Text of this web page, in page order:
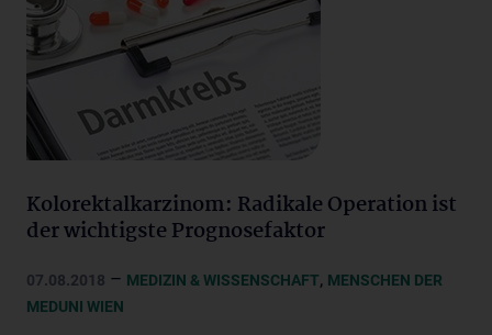
Kolorektalkarzinom: Radikale Operation ist
der wichtigste Prognosefaktor
07.08.2018 – MEDIZIN & WISSENSCHAFT, MENSCHEN DER
MEDUNI WIEN